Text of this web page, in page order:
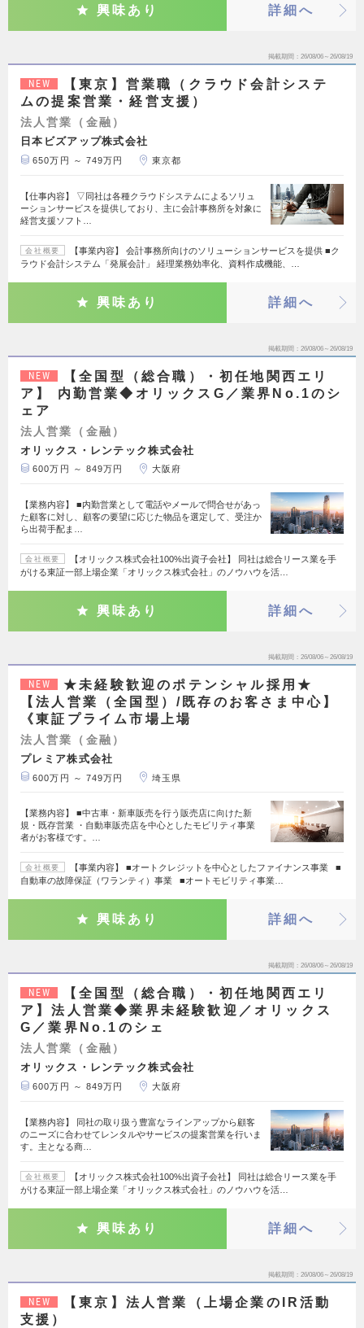
興味あり 詳細へ
掲載期間 26/08/06～26/08/19
NEW
【東京】営業職（クラウド会計システ
ムの提案営業・経営支援）
法人営業（金融）
日本ビズアップ株式会社
650万円 ～ 749万円 東京都
【仕事内容】 ▽同社は各種クラウドシステムによるソリュ
ーションサービスを提供しており、主に会計事務所を対象に
経営支援ソフト…
会社概要
【事業内容】 会計事務所向けのソリューションサービスを提供 ■ク
ラウド会計システム「発展会計」 経理業務効率化、資料作成機能、…
興味あり 詳細へ
掲載期間 26/08/06～26/08/19
NEW
【全国型（総合職）・初任地関西エリ
ア】 内勤営業◆オリックスG／業界No.1のシ
ェア
法人営業（金融）
オリックス・レンテック株式会社
600万円 ～ 849万円 大阪府
【業務内容】 ■内勤営業として電話やメールで問合せがあっ
た顧客に対し、顧客の要望に応じた物品を選定して、受注か
ら出荷手配ま…
会社概要
【オリックス株式会社100%出資子会社】 同社は総合リース業を手
がける東証一部上場企業「オリックス株式会社」のノウハウを活…
興味あり 詳細へ
掲載期間 26/08/06～26/08/19
NEW
★未経験歓迎のポテンシャル採用★
【法人営業（全国型）/既存のお客さま中心】
《東証プライム市場上場
法人営業（金融）
プレミア株式会社
600万円 ～ 749万円 埼玉県
【業務内容】 ■中古車・新車販売を行う販売店に向けた新
規・既存営業 ・自動車販売店を中心としたモビリティ事業
者がお客様です。…
会社概要
【事業内容】 ■オートクレジットを中心としたファイナンス事業 ■
自動車の故障保証（ワランティ）事業 ■オートモビリティ事業…
興味あり 詳細へ
掲載期間 26/08/06～26/08/19
NEW
【全国型（総合職）・初任地関西エリ
ア】法人営業◆業界未経験歓迎／オリックス
G／業界No.1のシェ
法人営業（金融）
オリックス・レンテック株式会社
600万円 ～ 849万円 大阪府
【業務内容】 同社の取り扱う豊富なラインアップから顧客
のニーズに合わせてレンタルやサービスの提案営業を行いま
す。主となる商…
会社概要
【オリックス株式会社100%出資子会社】 同社は総合リース業を手
がける東証一部上場企業「オリックス株式会社」のノウハウを活…
興味あり 詳細へ
掲載期間 26/08/06～26/08/19
NEW
【東京】法人営業（上場企業のIR活動
支援）